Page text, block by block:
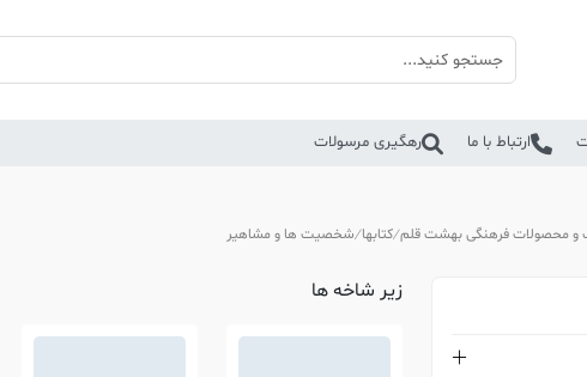
ارتباط با ما رهگیری مرسولات
و محصولات فرهنگی بهشت قلم کتابها شخصیت ها و مشاهیر
زیر شاخه ها